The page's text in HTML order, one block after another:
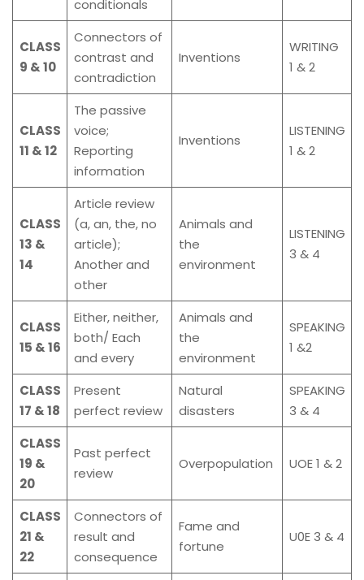
conditionals
CLASS
9 & 10
Connectors of
contrast and
contradiction
Inventions
WRITING
1 & 2
CLASS
11 & 12
The passive
voice;
Reporting
information
Inventions
LISTENING
1 & 2
CLASS
13 &
14
Article review
(a, an, the, no
article);
Another and
other
Animals and
the
environment
LISTENING
3 & 4
CLASS
15 & 16
Either, neither,
both/ Each
and every
Animals and
the
environment
SPEAKING
1 &2
CLASS
17 & 18
Present
perfect review
Natural
disasters
SPEAKING
3 & 4
CLASS
19 &
20
Past perfect
review
Overpopulation UOE 1 & 2
CLASS
21 &
22
Connectors of
result and
consequence
Fame and
fortune
U0E 3 & 4